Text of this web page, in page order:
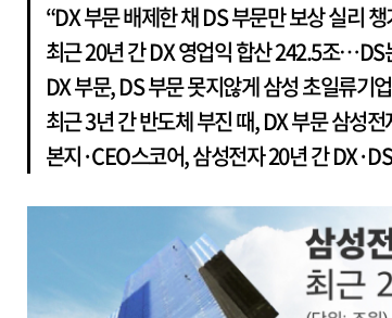
“DX 부문 배제한 채 DS 부문만 보상 실리
최근 20년 간 DX 영업익 합산 242.5조…DS
DX 부문, DS 부문 못지않게 삼성 초일류기업
최근 3년 간 반도체 부진 때, DX 부문 삼성
본지·CEO스코어, 삼성전자 20년 간